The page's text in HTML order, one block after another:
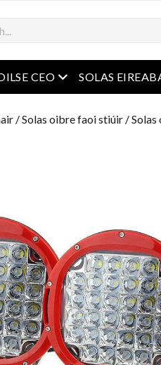
oscailte
CEO roghchlár oscailte
SOLAS
/Solas oibre faoi stiúir /